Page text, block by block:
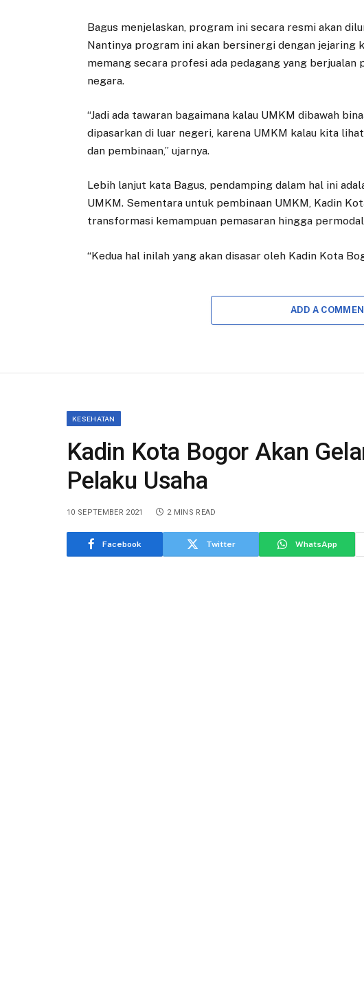
Bagus menjelaskan, program ini secara resmi akan
Nantinya program ini akan bersinergi dengan jejaring
memang secara profesi ada pedagang yang
negara.
“Jadi ada tawaran bagaimana kalau UMKM dibawah
dipasarkan di luar negeri, karena UMKM kalau kita
dan pembinaan,” ujarnya.
Lebih lanjut kata Bagus, pendamping dalam hal ini
UMKM. Sementara untuk pembinaan UMKM, Kadin
transformasi kemampuan pemasaran hingga
“Kedua hal inilah yang akan disasar oleh Kadin Kota
ADD A
KESEHATAN
Kadin Kota Bogor Akan
Pelaku Usaha
10 SEPTEMBER 2021 2 MINS READ
Facebook Twitter WhatsApp